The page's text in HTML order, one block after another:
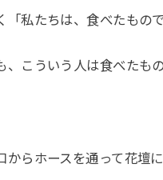
「私たちは、食べたもの
、こういう人は食べたも
からホースを通って花壇